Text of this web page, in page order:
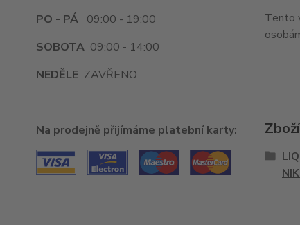
PO - PÁ 09:00 - 19:00
SOBOTA 09:00 - 14:00
NEDĚLE ZAVŘENO
Na prodejně přijímáme platební karty:
Tento